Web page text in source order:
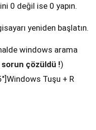
0 değil ise 0 yapın.
yeniden başlatın.
windows arama
çözüldü !)
Tuşu + R